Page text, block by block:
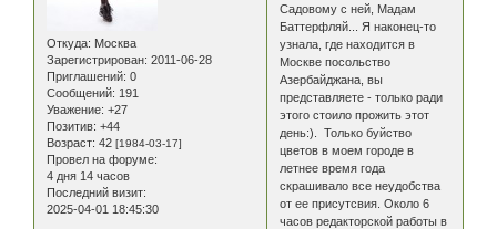
Откуда: Москва
Зарегистрирован: 2011-06-28
Приглашений: 0
Сообщений: 191
Уважение: +27
Позитив: +44
Возраст: 42 [1984-03-17]
Провел на форуме:
4 дня 14 часов
Последний визит:
2025-04-01 18:45:30
Садовому с ней, Мадам
Баттерфляй... Я наконец-то
узнала, где находится в
Москве посольство
Азербайджана, вы
представляете - только ради
этого стоило прожить этот
день:). Только буйство
цветов в моем городе в
летнее время года
скрашивало все неудобства
от ее присутсвия. Около 6
часов редакторской работы в